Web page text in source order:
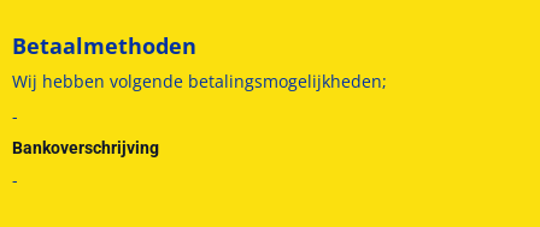
Betaalmethoden
Wij hebben volgende betalingsmogelijkheden;
-
Bankoverschrijving
-